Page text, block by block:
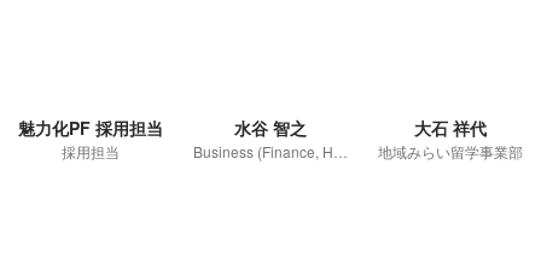
魅力化PF 採用担当
採用担当
水谷 智之 大石 祥代
地域みらい留学事業部